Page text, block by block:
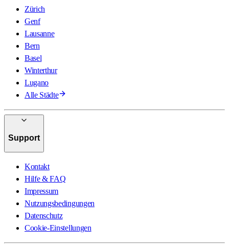
Zürich
Genf
Lausanne
Bern
Basel
Winterthur
Lugano
Alle Städte
Support
Kontakt
Hilfe & FAQ
Impressum
Nutzungsbedingungen
Datenschutz
Cookie-Einstellungen